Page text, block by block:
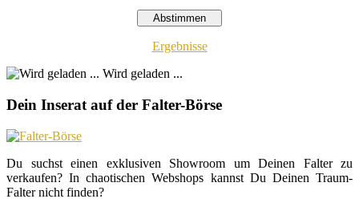
Ergebnisse
Wird geladen ...
Dein Inserat auf der Falter-Börse
Du suchst einen exklusiven Showroom um Deinen Falter zu
verkaufen? In chaotischen Webshops kannst Du Deinen Traum-
Falter nicht finden?